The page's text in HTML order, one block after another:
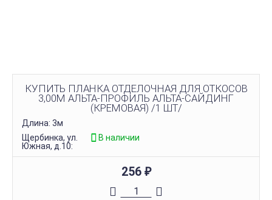
КУПИТЬ ПЛАНКА ОТДЕЛОЧНАЯ ДЛЯ ОТКОСОВ
3,00М АЛЬТА-ПРОФИЛЬ АЛЬТА-САЙДИНГ
(КРЕМОВАЯ) /1 ШТ/
Длина: 3м
Щербинка, ул.
Южная, д.10:
В наличии
256 ₽